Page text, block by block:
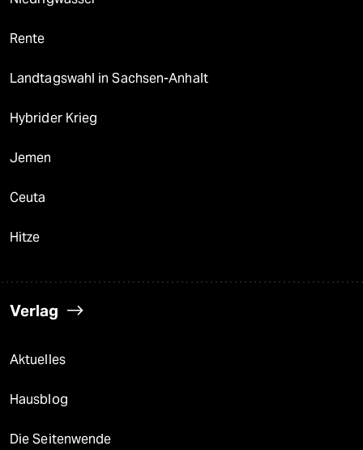
Rente
Landtagswahl in Sachsen-Anhalt
Hybrider Krieg
Jemen
Ceuta
Hitze
Verlag
Aktuelles
Hausblog
Die Seitenwende